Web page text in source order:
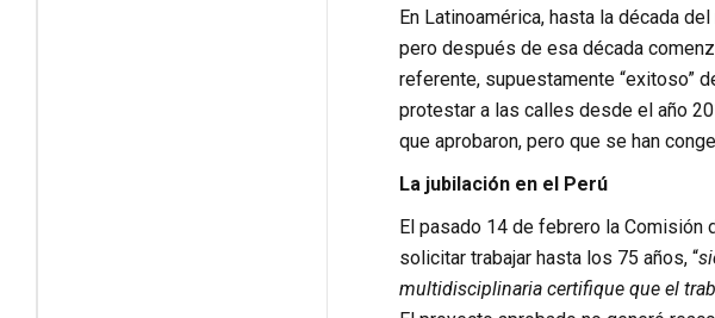
En Latinoamérica, hasta la década
pero después de esa década
referente, supuestamente “exitoso”
protestar a las calles desde el año
que aprobaron, pero que se han
La jubilación en el Perú
El pasado 14 de febrero la Comisión
solicitar trabajar hasta los 75 años, “
multidisciplinaria certifique que el